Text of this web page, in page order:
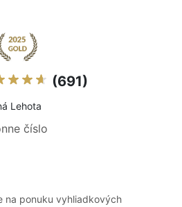
(691)
Lehota
číslo
na ponuku vyhliadkových